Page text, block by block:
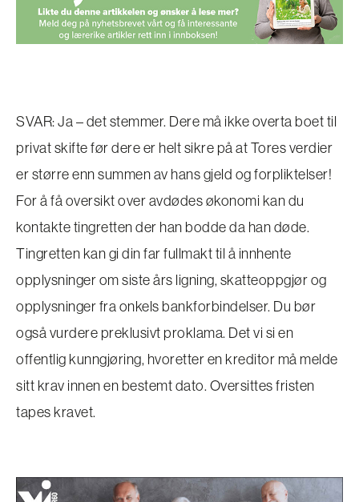
SVAR: Ja – det stemmer. Dere må ikke overta boet til
privat skifte før dere er helt sikre på at Tores verdier
er større enn summen av hans gjeld og forpliktelser!
For å få oversikt over avdødes økonomi kan du
kontakte tingretten der han bodde da han døde.
Tingretten kan gi din far fullmakt til å innhente
opplysninger om siste års ligning, skatteoppgjør og
opplysninger fra onkels bankforbindelser. Du bør
også vurdere preklusivt proklama. Det vi si en
offentlig kunngjøring, hvoretter en kreditor må melde
sitt krav innen en bestemt dato. Oversittes fristen
tapes kravet.